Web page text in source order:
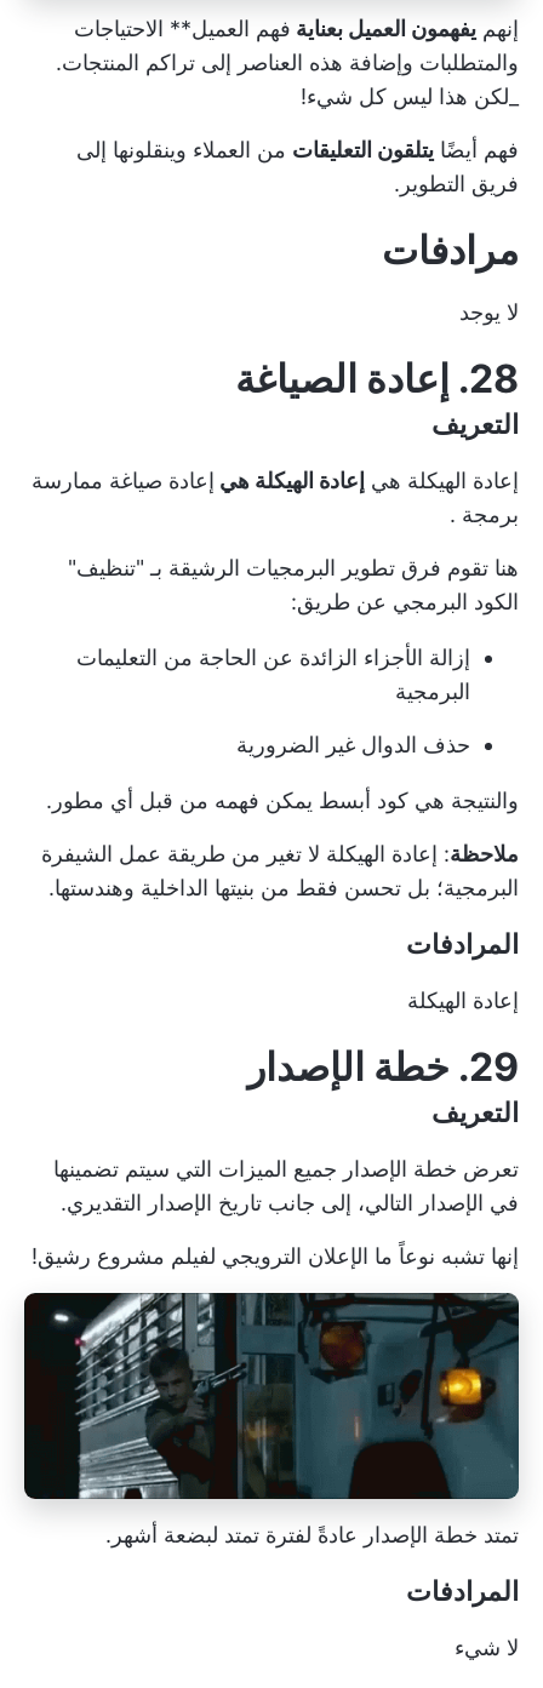
إنهم يفهمون العميل بعناية فهم العميل** الاحتياجات
والمتطلبات وإضافة هذه العناصر إلى تراكم المنتجات.
_لكن هذا ليس كل شيء!
فهم أيضًا يتلقون التعليقات من العملاء وينقلونها إلى
فريق التطوير.
مرادفات
لا يوجد
28. إعادة الصياغة
التعريف
إعادة الهيكلة هي إعادة الهيكلة هي إعادة صياغة ممارسة
برمجة .
هنا تقوم فرق تطوير البرمجيات الرشيقة بـ "تنظيف"
الكود البرمجي عن طريق:
إزالة الأجزاء الزائدة عن الحاجة من التعليمات
البرمجية
حذف الدوال غير الضرورية
والنتيجة هي كود أبسط يمكن فهمه من قبل أي مطور.
ملاحظة: إعادة الهيكلة لا تغير من طريقة عمل الشيفرة
البرمجية؛ بل تحسن فقط من بنيتها الداخلية وهندستها.
المرادفات
إعادة الهيكلة
29. خطة الإصدار
التعريف
تعرض خطة الإصدار جميع الميزات التي سيتم تضمينها
في الإصدار التالي، إلى جانب تاريخ الإصدار التقديري.
إنها تشبه نوعاً ما الإعلان الترويجي لفيلم مشروع رشيق!
تمتد خطة الإصدار عادةً لفترة تمتد لبضعة أشهر.
المرادفات
لا شيء